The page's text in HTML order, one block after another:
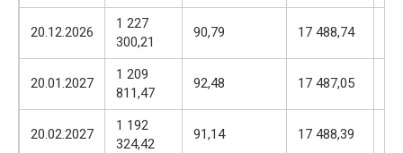
20.12.2026
1 227
300,21
90,79 17 488,74
20.01.2027
1 209
811,47
92,48 17 487,05
20.02.2027
1 192
324,42
91,14 17 488,39